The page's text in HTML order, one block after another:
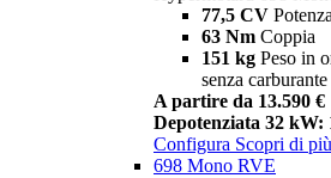
77,5 CV Potenza
63 Nm Coppia
151 kg Peso in
senza carburante
A partire da 13.590 €
Depotenziata 32 kW:
Configura Scopri di più
698 Mono RVE